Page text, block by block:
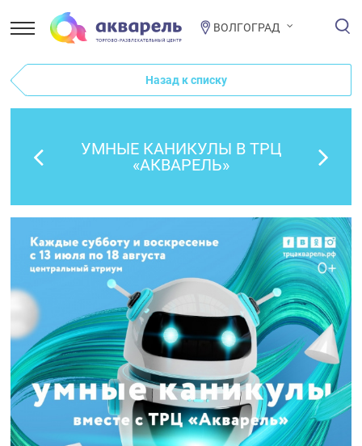
ВОЛГОГРАД
Назад к списку
УМНЫЕ КАНИКУЛЫ В ТРЦ
«АКВАРЕЛЬ»